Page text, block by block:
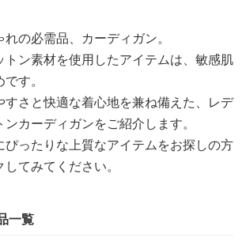
の必需品、カーディガン。
トン素材を使用したアイテムは、敏感肌
す。
すさと快適な着心地を兼ね備えた、レデ
カーディガンをご紹介します。
ぴったりな上質なアイテムをお探しの方
てみてください。
一覧